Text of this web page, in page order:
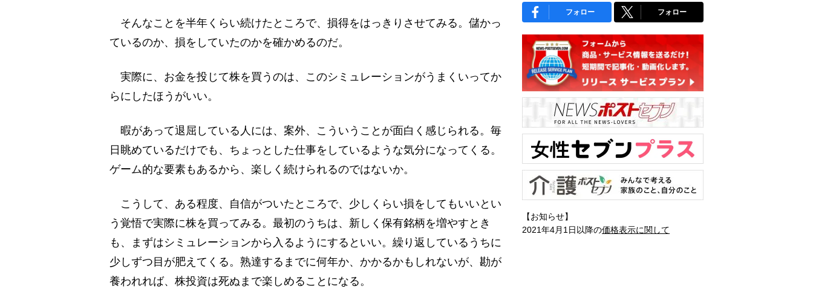
そんなことを半年くらい続けたところで、損得をはっきりさせてみる。儲かっ
ているのか、損をしていたのかを確かめるのだ。
実際に、お金を投じて株を買うのは、このシミュレーションがうまくいってか
らにしたほうがいい。
暇があって退屈している人には、案外、こういうことが面白く感じられる。毎
日眺めているだけでも、ちょっとした仕事をしているような気分になってくる。
ゲーム的な要素もあるから、楽しく続けられるのではないか。
こうして、ある程度、自信がついたところで、少しくらい損をしてもいいとい
う覚悟で実際に株を買ってみる。最初のうちは、新しく保有銘柄を増やすとき
も、まずはシミュレーションから入るようにするといい。繰り返しているうちに
少しずつ目が肥えてくる。熟達するまでに何年か、かかるかもしれないが、勘が
養われれば、株投資は死ぬまで楽しめることになる。
フォロー フォロー
【お知らせ】
2021年4月1日以降の価格表示に関して